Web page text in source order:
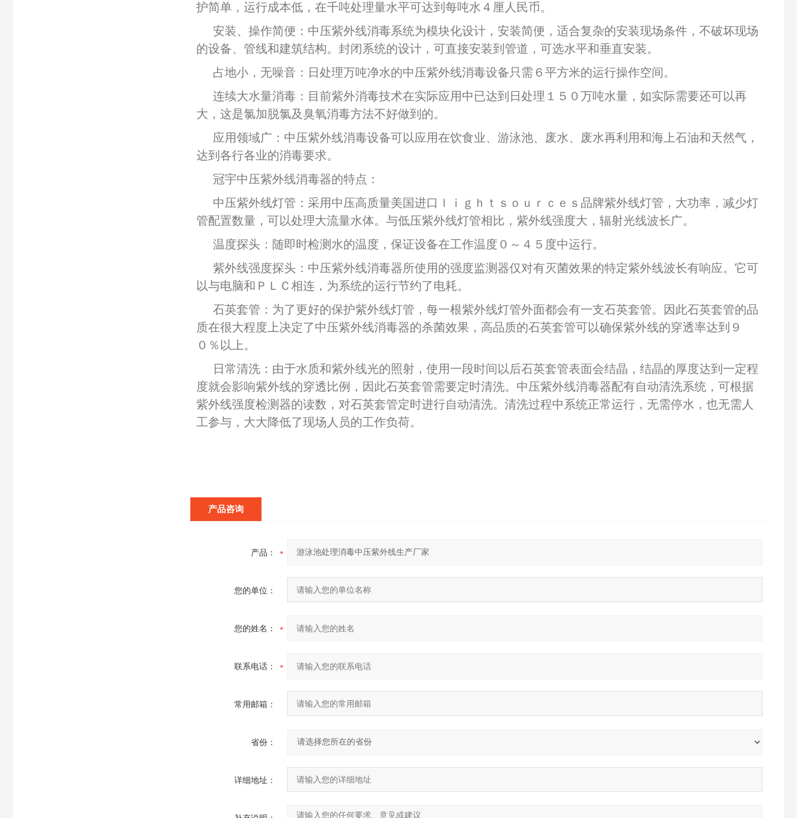
护简单，运行成本低，在千吨处理量水平可达到每吨水４厘人民币。
安装、操作简便：中压紫外线消毒系统为模块化设计，安装简便，适合复杂的安装现场条件，不破坏现场
的设备、管线和建筑结构。封闭系统的设计，可直接安装到管道，可选水平和垂直安装。
占地小，无噪音：日处理万吨净水的中压紫外线消毒设备只需６平方米的运行操作空间。
连续大水量消毒：目前紫外消毒技术在实际应用中已达到日处理１５０万吨水量，如实际需要还可以再
大，这是氯加脱氯及臭氧消毒方法不好做到的。
应用领域广：中压紫外线消毒设备可以应用在饮食业、游泳池、废水、废水再利用和海上石油和天然气，
达到各行各业的消毒要求。
冠宇中压紫外线消毒器的特点：
中压紫外线灯管：采用中压高质量美国进口ｌｉｇｈｔｓｏｕｒｃｅｓ品牌紫外线灯管，大功率，减少灯
管配置数量，可以处理大流量水体。与低压紫外线灯管相比，紫外线强度大，辐射光线波长广。
温度探头：随即时检测水的温度，保证设备在工作温度０～４５度中运行。
紫外线强度探头：中压紫外线消毒器所使用的强度监测器仅对有灭菌效果的特定紫外线波长有响应。它可
以与电脑和ＰＬＣ相连，为系统的运行节约了电耗。
石英套管：为了更好的保护紫外线灯管，每一根紫外线灯管外面都会有一支石英套管。因此石英套管的品
质在很大程度上决定了中压紫外线消毒器的杀菌效果，高品质的石英套管可以确保紫外线的穿透率达到９
０％以上。
日常清洗：由于水质和紫外线光的照射，使用一段时间以后石英套管表面会结晶，结晶的厚度达到一定程
度就会影响紫外线的穿透比例，因此石英套管需要定时清洗。中压紫外线消毒器配有自动清洗系统，可根据
紫外线强度检测器的读数，对石英套管定时进行自动清洗。清洗过程中系统正常运行，无需停水，也无需人
工参与，大大降低了现场人员的工作负荷。
产品咨询
产品：
您的单位：
您的姓名：
联系电话：
常用邮箱：
省份：
详细地址：